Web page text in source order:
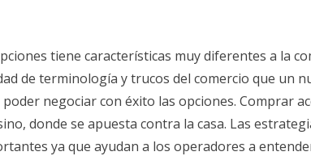
tiene características muy diferentes a la
de terminología y trucos del comercio que un
negociar con éxito las opciones. Comprar
donde se apuesta contra la casa. Las
ya que ayudan a los operadores a